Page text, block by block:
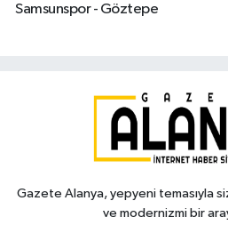
Samsunspor - Göztepe
Gazete Alanya, yepyeni temasıyla
ve modernizmi bir